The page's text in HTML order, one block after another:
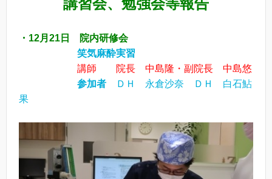
・12月21日 院内研修会
笑気麻酔実習
講師 院長 中島隆・副院長 中島悠
参加者
ＤＨ 永倉沙奈 ＤＨ 白石鮎
果